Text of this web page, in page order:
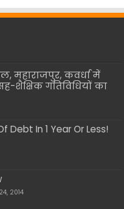
महाराजपुर, कवर्धा में
शैक्षिक गतिविधियों का
Debt In 1 Year Or Less!
2014